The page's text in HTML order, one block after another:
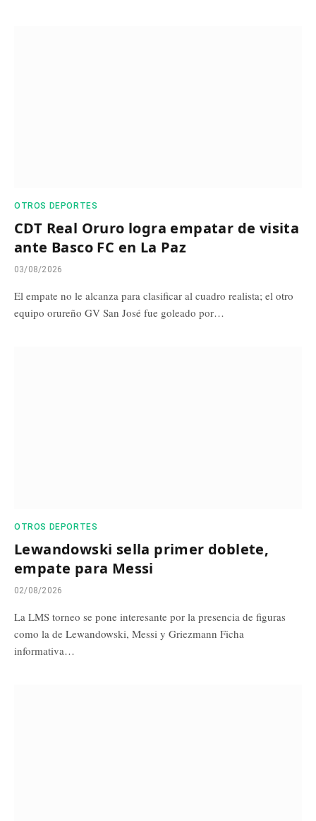
OTROS DEPORTES
CDT Real Oruro logra empatar de visita
ante Basco FC en La Paz
03/08/2026
El empate no le alcanza para clasificar al cuadro realista; el otro
equipo orureño GV San José fue goleado por…
OTROS DEPORTES
Lewandowski sella primer doblete,
empate para Messi
02/08/2026
La LMS torneo se pone interesante por la presencia de figuras
como la de Lewandowski, Messi y Griezmann Ficha
informativa…